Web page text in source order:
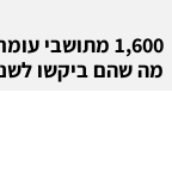
1,600
מה שהם ביקשו